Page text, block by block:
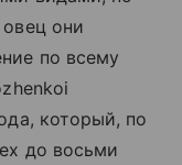
они
по всему
который, по
до восьми